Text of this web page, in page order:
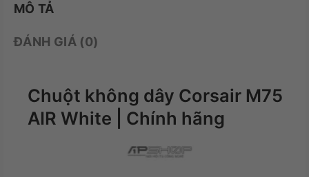
MÔ TẢ
ĐÁNH GIÁ (0)
Chuột không dây Corsair M75
AIR White | Chính hãng